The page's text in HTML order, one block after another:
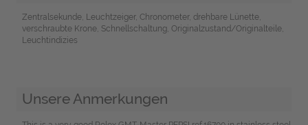
Zentralsekunde, Leuchtzeiger, Chronometer, drehbare Lünette,
verschraubte Krone, Schnellschaltung, Originalzustand/Originalteile,
Leuchtindizies
Unsere Anmerkungen